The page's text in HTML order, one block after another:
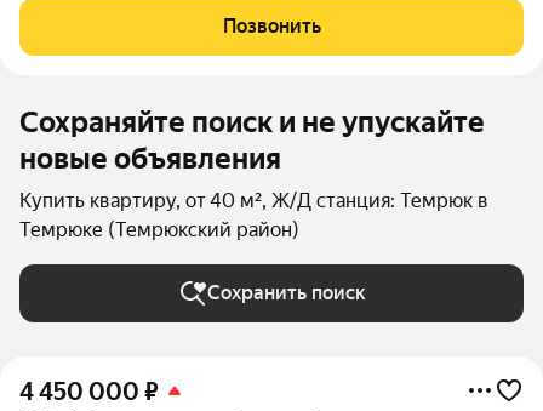
Азовском побережье! Гостиничный комплекс МореТут
расположен на первой береговой линии. От корпусов
Позвонить
Сохраняйте поиск и не упускайте
новые объявления
Купить квартиру, от 40 м², Ж/Д станция: Темрюк в
Темрюке (Темрюкский район)
Сохранить поиск
4 450 000 ₽